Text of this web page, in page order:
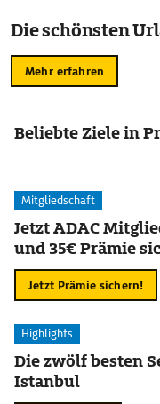
Die schönsten
Mehr erfahren
Beliebte Ziele in
Mitgliedschaft
Jetzt ADAC
und 35€ Prämie
Jetzt Prämie sichern!
Highlights
Die zwölf besten
Istanbul